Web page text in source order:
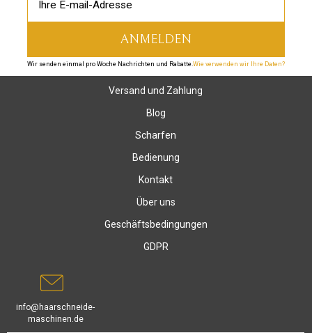
Wir senden einmal pro Woche Nachrichten und Rabatte.Wie verwenden wir Ihre Daten?
Versand und Zahlung
Blog
Scharfen
Bedienung
Kontakt
Über uns
Geschäftsbedingungen
GDPR
info@haarschneide-
maschinen.de